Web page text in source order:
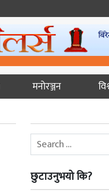
मनोरञ्जन
Search for:
छुटाउनुभयो कि?